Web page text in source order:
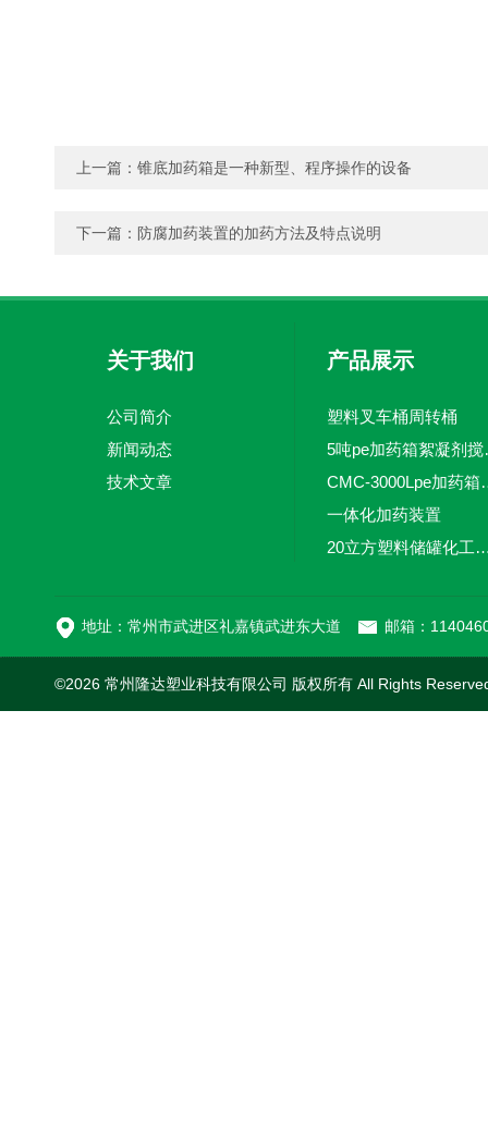
上一篇： 锥底加药箱是一种新型、程序操作的设备
下一篇： 防腐加药装置的加药方法及特点说明
关于我们
公司简介
新闻动态
技术文章
产品展示
塑料叉车桶周转桶
5吨pe
CMC-
一体化加药装置
20立方塑料储罐化工储
地址：常州市武进区礼嘉镇武进东大道 邮箱：
©2026 常州隆达塑业科技有限公司 版权所有 All Rights